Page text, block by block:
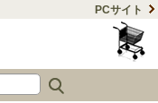
PCサイト